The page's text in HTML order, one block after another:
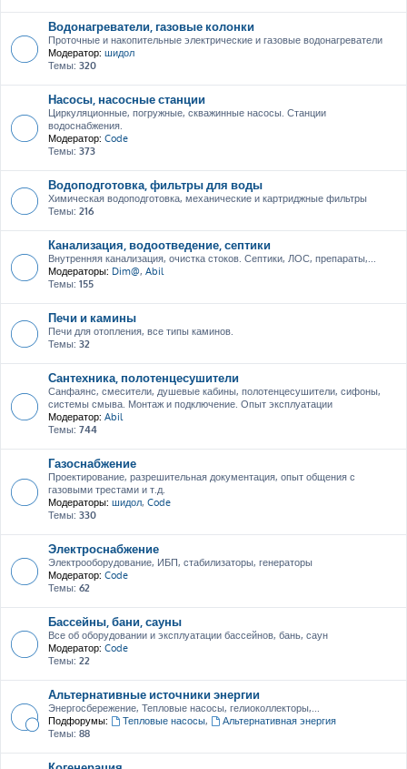
Водонагреватели, газовые колонки
Проточные и накопительные электрические и газовые водонагреватели
Модератор: шидол
Темы: 320
Насосы, насосные станции
Циркуляционные, погружные, скважинные насосы. Станции
водоснабжения.
Модератор: Code
Темы: 373
Водоподготовка, фильтры для воды
Химическая водоподготовка, механические и картриджные фильтры
Темы: 216
Канализация, водоотведение, септики
Внутренняя канализация, очистка стоков. Септики, ЛОС, препараты,...
Модераторы: Dim@, Abil
Темы: 155
Печи и камины
Печи для отопления, все типы каминов.
Темы: 32
Сантехника, полотенцесушители
Санфаянс, смесители, душевые кабины, полотенцесушители, сифоны,
системы смыва. Монтаж и подключение. Опыт эксплуатации
Модератор: Abil
Темы: 744
Газоснабжение
Проектирование, разрешительная документация, опыт общения с
газовыми трестами и т.д.
Модераторы: шидол, Code
Темы: 330
Электроснабжение
Электрооборудование, ИБП, стабилизаторы, генераторы
Модератор: Code
Темы: 62
Бассейны, бани, сауны
Все об оборудовании и эксплуатации бассейнов, бань, саун
Модератор: Code
Темы: 22
Альтернативные источники энергии
Энергосбережение, Тепловые насосы, гелиоколлекторы,...
Подфорумы:
Тепловые насосы,
Альтернативная энергия
Темы: 88